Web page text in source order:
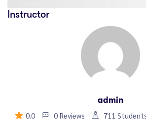
Instructor
admin
0.0
0 Reviews 711